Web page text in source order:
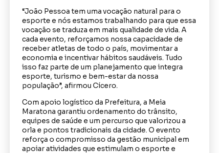
“João Pessoa tem uma vocação natural para o
esporte e nós estamos trabalhando para que essa
vocação se traduza em mais qualidade de vida. A
cada evento, reforçamos nossa capacidade de
receber atletas de todo o país, movimentar a
economia e incentivar hábitos saudáveis. Tudo
isso faz parte de um planejamento que integra
esporte, turismo e bem-estar da nossa
população”, afirmou Cícero.
Com apoio logístico da Prefeitura, a Meia
Maratona garantiu ordenamento do trânsito,
equipes de saúde e um percurso que valorizou a
orla e pontos tradicionais da cidade. O evento
reforça o compromisso da gestão municipal em
apoiar atividades que estimulam o esporte e